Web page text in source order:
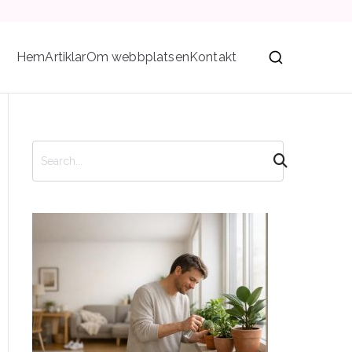
HemArtiklarOm webbplatsenKontakt